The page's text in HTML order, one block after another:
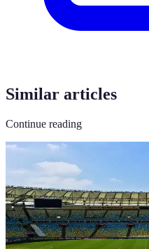
Similar articles
Continue reading